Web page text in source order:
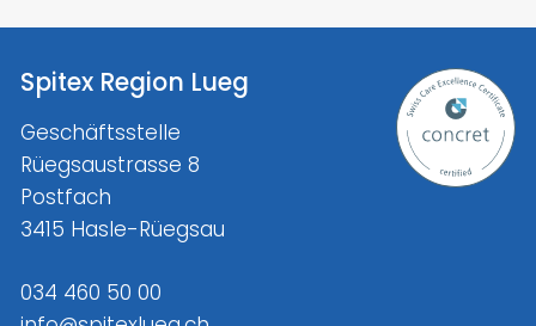
Spitex Region Lueg
Geschäftsstelle
Rüegsaustrasse 8
Postfach
3415 Hasle-Rüegsau
034 460 50 00